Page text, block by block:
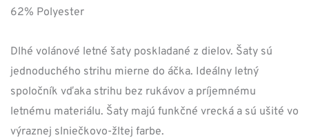
62% Polyester
Dlhé volánové letné šaty poskladané z dielov. Šaty sú
jednoduchého strihu mierne do áčka. Ideálny letný
spoločník vďaka strihu bez rukávov a príjemnému
letnému materiálu. Šaty majú funkčné vrecká a sú ušité vo
výraznej slniečkovo-žltej farbe.